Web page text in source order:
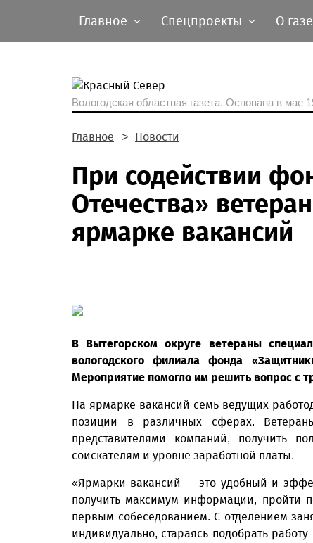
Главное Спецпроекты О
Вологодская областная газета. Основана в мае
Главное Новости
При содействии
Отечества»
ярмарке вакансий
В Вытегорском округе ветераны
вологодского филиала фонда
Мероприятие помогло им решить вопрос с
На ярмарке вакансий семь ведущих
позиции в различных сферах.
представителями компаний, получить
соискателям и уровне заработной платы.
«Ярмарки вакансий — это удобный и
получить максимум информации, пройти
первым собеседованием. С отделением
индивидуально, стараясь подобрать